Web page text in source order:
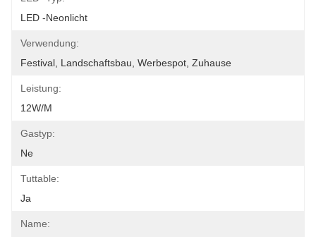
LED -Neonlicht
Verwendung:
Festival, Landschaftsbau, Werbespot, Zuhause
Leistung:
12W/m
Gastyp:
Ne
Tuttable:
Ja
Name: